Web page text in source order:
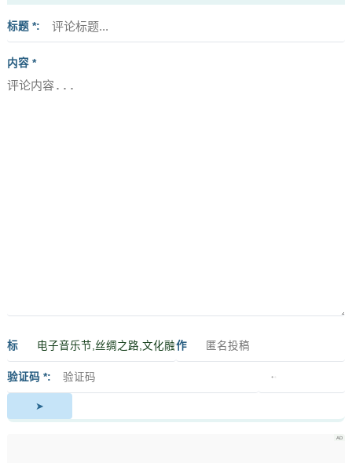
标题 *
内容 *
标
签
作
验证码 *